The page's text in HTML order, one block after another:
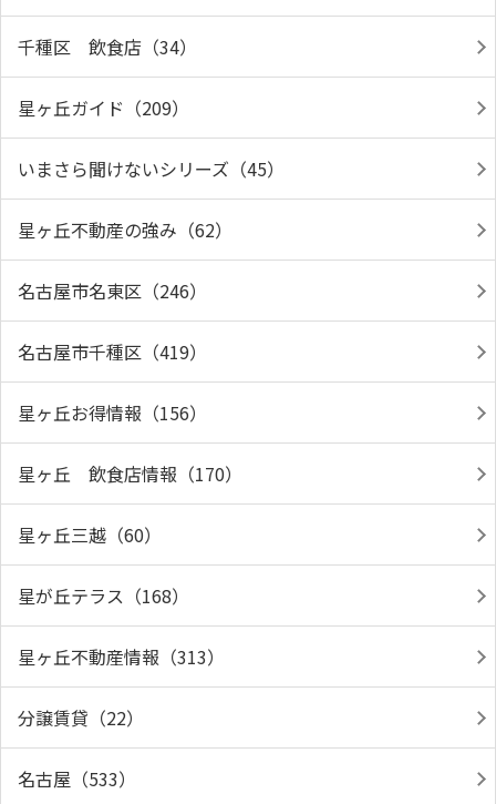
千種区 飲食店（34）
星ヶ丘ガイド（209）
いまさら聞けないシリーズ（45）
星ヶ丘不動産の強み（62）
名古屋市名東区（246）
名古屋市千種区（419）
星ヶ丘お得情報（156）
星ヶ丘 飲食店情報（170）
星ヶ丘三越（60）
星が丘テラス（168）
星ヶ丘不動産情報（313）
分譲賃貸（22）
名古屋（533）